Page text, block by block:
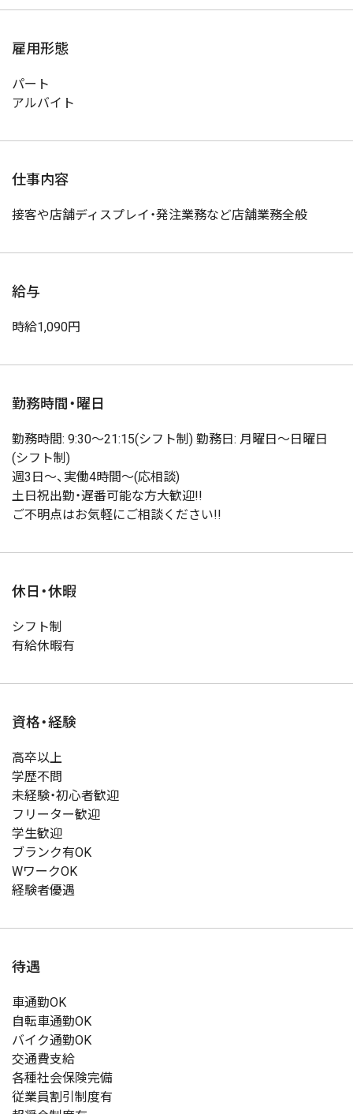
雇用形態
パート
アルバイト
仕事内容
接客や店舗ディスプレイ・発注業務など店舗業務全般
給与
時給1,090円
勤務時間・曜日
勤務時間: 9:30〜21:15(シフト制) 勤務日: 月曜日〜日曜日
(シフト制)
週3日〜、実働4時間〜(応相談)
土日祝出勤・遅番可能な方大歓迎!!
ご不明点はお気軽にご相談ください!!
休日・休暇
シフト制
有給休暇有
資格・経験
高卒以上
学歴不問
未経験・初心者歓迎
フリーター歓迎
学生歓迎
ブランク有OK
WワークOK
経験者優遇
待遇
車通勤OK
自転車通勤OK
バイク通勤OK
交通費支給
各種社会保険完備
従業員割引制度有